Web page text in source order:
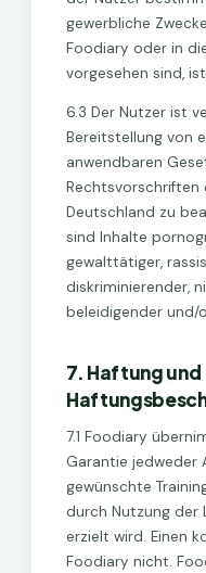
gewerbliche
Foodiary oder in
vorgesehen sind,
6.3 Der Nutzer ist
Bereitstellung von
anwendbaren
Rechtsvorschriften
Deutschland zu
sind Inhalte
gewalttätiger,
diskriminierender,
beleidigender und/
7. Haftung und
7.1 Foodiary
Garantie jedweder
gewünschte
durch Nutzung der
erzielt wird. Einen
Foodiary nicht.